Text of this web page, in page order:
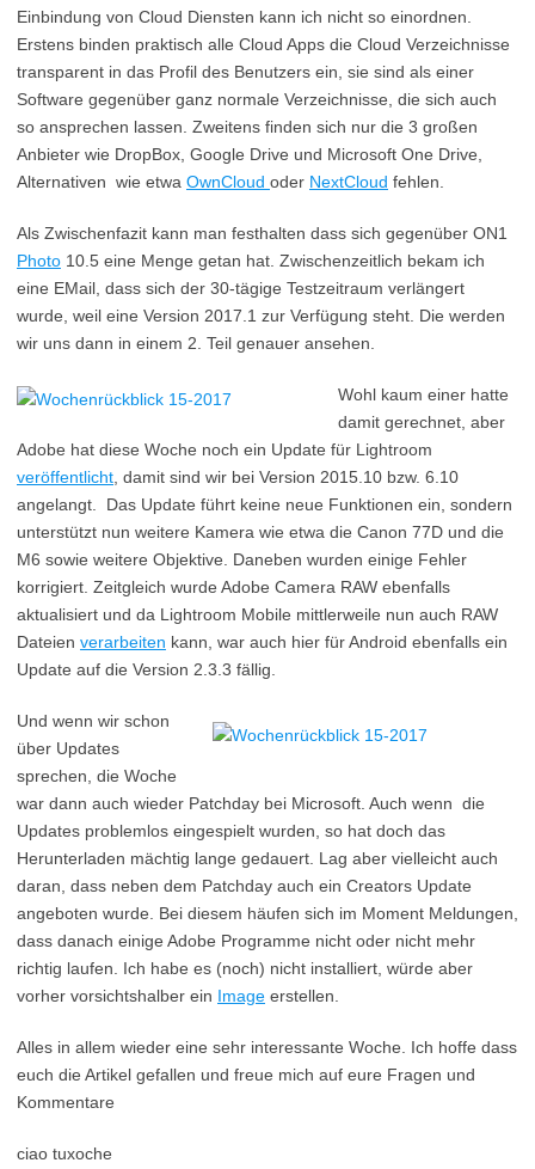
Einbindung von Cloud Diensten kann ich nicht so einordnen.
Erstens binden praktisch alle Cloud Apps die Cloud Verzeichnisse
transparent in das Profil des Benutzers ein, sie sind als einer
Software gegenüber ganz normale Verzeichnisse, die sich auch
so ansprechen lassen. Zweitens finden sich nur die 3 großen
Anbieter wie DropBox, Google Drive und Microsoft One Drive,
Alternativen wie etwa OwnCloud oder NextCloud fehlen.
Als Zwischenfazit kann man festhalten dass sich gegenüber ON1
Photo 10.5 eine Menge getan hat. Zwischenzeitlich bekam ich
eine EMail, dass sich der 30-tägige Testzeitraum verlängert
wurde, weil eine Version 2017.1 zur Verfügung steht. Die werden
wir uns dann in einem 2. Teil genauer ansehen.
Wohl kaum einer hatte
damit gerechnet, aber
Adobe hat diese Woche noch ein Update für Lightroom
veröffentlicht , damit sind wir bei Version 2015.10 bzw. 6.10
angelangt. Das Update führt keine neue Funktionen ein, sondern
unterstützt nun weitere Kamera wie etwa die Canon 77D und die
M6 sowie weitere Objektive. Daneben wurden einige Fehler
korrigiert. Zeitgleich wurde Adobe Camera RAW ebenfalls
aktualisiert und da Lightroom Mobile mittlerweile nun auch RAW
Dateien verarbeiten kann, war auch hier für Android ebenfalls ein
Update auf die Version 2.3.3 fällig.
Und wenn wir schon
über Updates
sprechen, die Woche
war dann auch wieder Patchday bei Microsoft. Auch wenn die
Updates problemlos eingespielt wurden, so hat doch das
Herunterladen mächtig lange gedauert. Lag aber vielleicht auch
daran, dass neben dem Patchday auch ein Creators Update
angeboten wurde. Bei diesem häufen sich im Moment Meldungen,
dass danach einige Adobe Programme nicht oder nicht mehr
richtig laufen. Ich habe es (noch) nicht installiert, würde aber
vorher vorsichtshalber ein Image erstellen.
Alles in allem wieder eine sehr interessante Woche. Ich hoffe dass
euch die Artikel gefallen und freue mich auf eure Fragen und
Kommentare
ciao tuxoche